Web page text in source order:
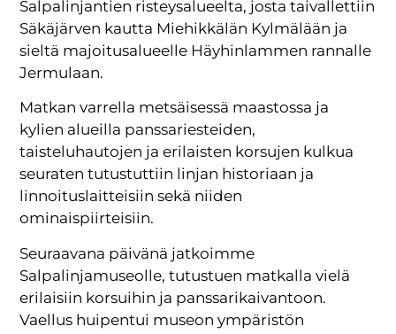
Salpalinjantien risteysalueelta, josta taivallettiin
Säkäjärven kautta Miehikkälän Kylmälään ja
sieltä majoitusalueelle Häyhinlammen rannalle
Jermulaan.
Matkan varrella metsäisessä maastossa ja
kylien alueilla panssariesteiden,
taisteluhautojen ja erilaisten korsujen kulkua
seuraten tutustuttiin linjan historiaan ja
linnoituslaitteisiin sekä niiden
ominaispiirteisiin.
Seuraavana päivänä jatkoimme
Salpalinjamuseolle, tutustuen matkalla vielä
erilaisiin korsuihin ja panssarikaivantoon.
Vaellus huipentui museon ympäristön